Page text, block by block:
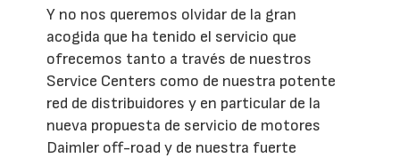
Y no nos queremos olvidar de la gran
acogida que ha tenido el servicio que
ofrecemos tanto a través de nuestros
Service Centers como de nuestra potente
red de distribuidores y en particular de la
nueva propuesta de servicio de motores
Daimler off-road y de nuestra fuerte